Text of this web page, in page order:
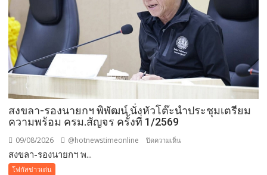
เดิน–
วิ่ง
การ
กุศล
วัน
แม่
กว่า
๕๐๐
คน
สงขลา-รองนายกฯ พิพัฒน์ นั่งหัวโต๊ะนำประชุมเตรียม
ความพร้อม ครม.สัญจร ครั้งที่ 1/2569
09/08/2026 @hotnewstimeonline ปิดความเห็น
สงขลา-รองนายกฯ พ...
โฟกัสข่าวเด่น